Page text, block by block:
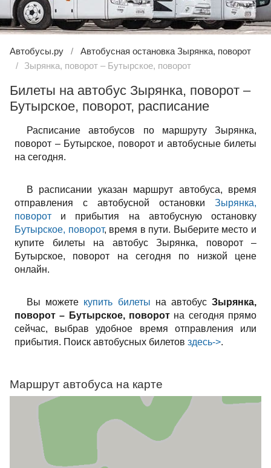
Автобусы.ру
Автобусная остановка Зырянка, поворот
Зырянка, поворот – Бутырское, поворот
Билеты на автобус Зырянка, поворот –
Бутырское, поворот, расписание
Расписание автобусов по маршруту Зырянка,
поворот – Бутырское, поворот и автобусные билеты
на сегодня.
В расписании указан маршрут автобуса, время
отправления с автобусной остановки Зырянка,
поворот и прибытия на автобусную остановку
Бутырское, поворот, время в пути. Выберите место и
купите билеты на автобус Зырянка, поворот –
Бутырское, поворот на сегодня по низкой цене
онлайн.
Вы можете купить билеты на автобусЗырянка,
поворот – Бутырское, поворот на сегодня прямо
сейчас, выбрав удобное время отправления или
прибытия. Поиск автобусных билетов здесь->.
Маршрут автобуса на карте